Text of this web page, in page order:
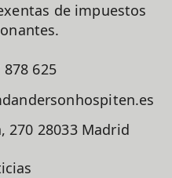
de impuestos
878 625
270 28033 Madrid